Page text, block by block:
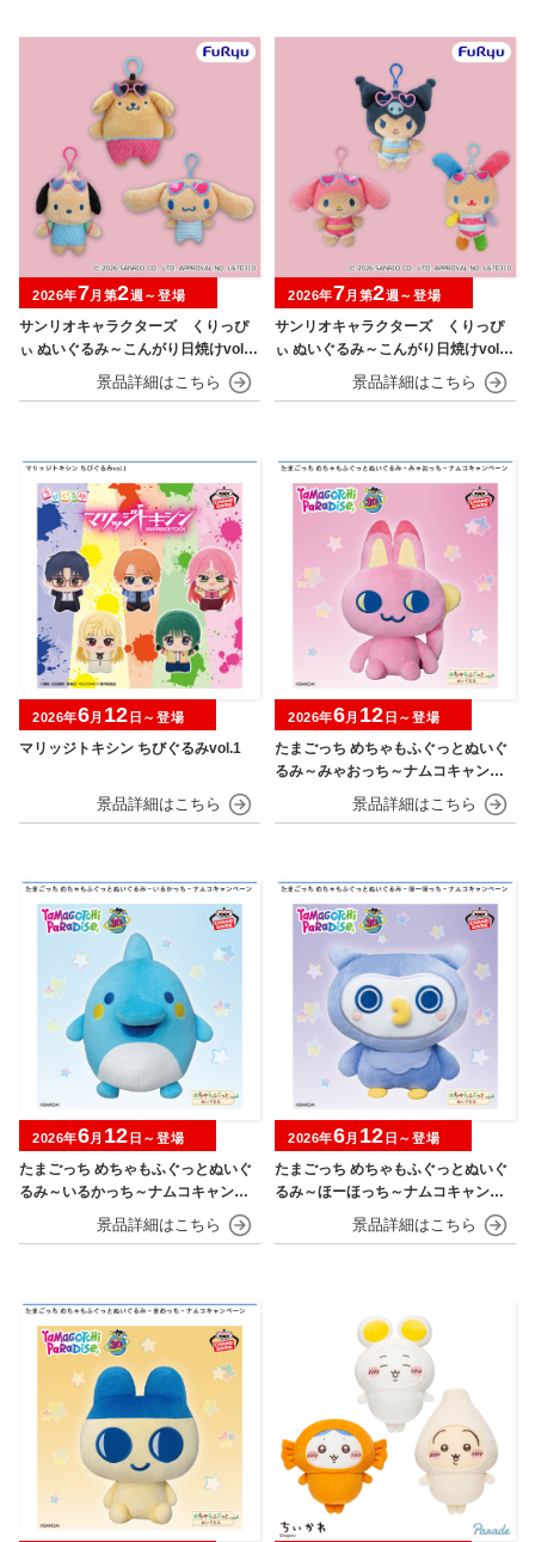
サンリオキャラクターズ くりっぴ
ぃ ぬいぐるみ～こんがり日焼けvol.1
2026年7月第2週～登場
サンリオキャラクターズ くりっぴ
ぃ ぬいぐるみ～こんがり日焼けvol.2
2026年7月第2週～登場
マリッジトキシン ちびぐるみvol.1
2026年6月 12 日～登場
たまごっち めちゃもふぐっとぬいぐ
るみ～みゃおっち～ナムコキャンペ
2026年6月 12 日～登場
たまごっち めちゃもふぐっとぬいぐ
るみ～いるかっち～ナムコキャンペ
2026年6月 12 日～登場
たまごっち めちゃもふぐっとぬいぐ
るみ～ほーほっち～ナムコキャンペ
2026年6月 12 日～登場